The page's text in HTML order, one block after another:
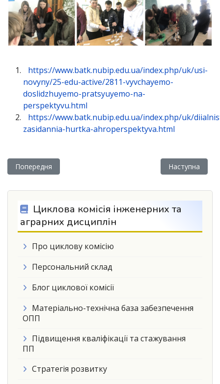
https://www.batk.nubip.edu.ua/index.php/uk/usi-
novyny/25-edu-active/2811-vyvchayemo-
doslidzhuyemo-pratsyuyemo-na-
perspektyvu.html
https://www.batk.nubip.edu.ua/index.php/uk/
zasidannia-hurtka-ahroperspektyva.html
Попередня стаття: Науковий студентський гурток
Попередня Наступна
Наступна
Циклова комісія інженерних та
аграрних дисциплін
Про циклову комісію
Персональний склад
Блог циклової комісії
Матеріально-технічна база забезпечення
ОПП
Підвищення кваліфікації та стажування
ПП
Стратегія розвитку